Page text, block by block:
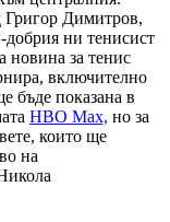
Григор Димитров,
добрия ни тенисист
новина за тенис
включително
бъде показана в
HBO Max, но за
които ще
на